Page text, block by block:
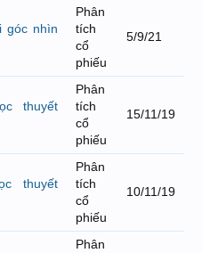
góc nhìn
Phân
tích
cổ
phiếu
5/9/21
thuyết
Phân
tích
cổ
phiếu
15/11/19
thuyết
Phân
tích
cổ
phiếu
10/11/19
Phân